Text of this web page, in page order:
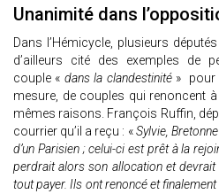
Unanimité dans
Dans l’Hémicycle, plusieurs
d’ailleurs cité des exemples de
couple « dans la clandestinité» pour
mesure, de couples qui renoncent
mêmes raisons. François Ruffin,
courrier qu’il a reçu : «Sylvie,
d’un Parisien ; celui-ci est prêt à la
perdrait alors son allocation et
tout payer. Ils ont renoncé et